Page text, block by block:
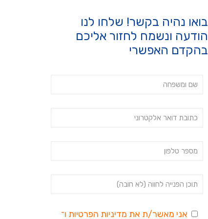
בואו נהיה בקשר! שלחו לנו
הודעה ונשמח לחזור אליכם
בהקדם האפשרי
אני מאשר/ת את מדיניות הפרטיות ו־